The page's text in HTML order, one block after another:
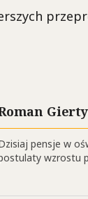
pensje w
wzrostu